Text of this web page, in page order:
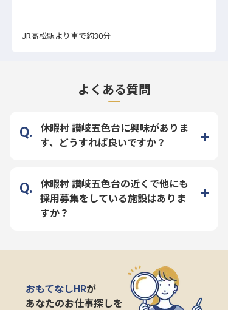
JR高松駅より車で約30分
よくある質問
休暇村 讃岐五色台に興味がありま
す、どうすれば良いですか？
休暇村 讃岐五色台の近くで他にも
採用募集をしている施設はありま
すか？
おもてなしHRが
あなたのお仕事探しを